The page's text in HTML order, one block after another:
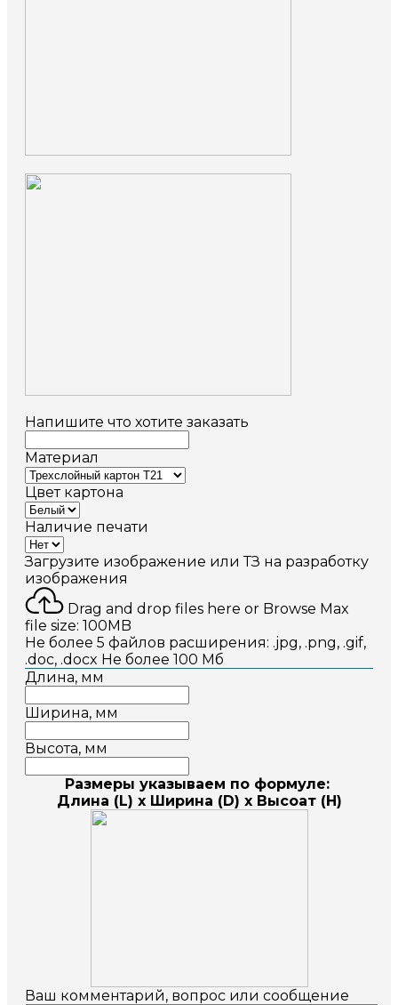
Напишите что хотите заказать
Материал
Цвет картона
Наличие печати
Загрузите изображение или ТЗ на разработку
изображения
Drag and drop files here or Browse Max
file size: 100MB
Не более 5 файлов расширения: .jpg, .png, .gif,
.doc, .docx Не более 100 Мб
Длина, мм
Ширина, мм
Высота, мм
Размеры указываем по формуле:
Длина (L) x Ширина (D) х Высоат (H)
Ваш комментарий, вопрос или сообщение